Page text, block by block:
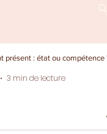
présent : état ou compétence ?
3 min de lecture